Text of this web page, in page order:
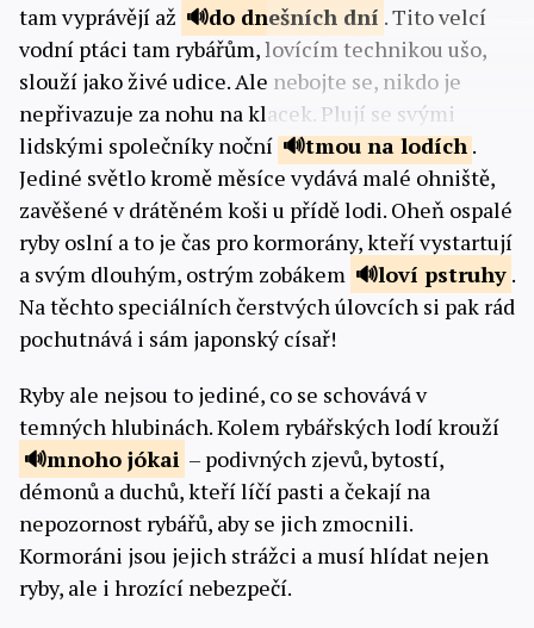
tam vyprávějí až
do dnešních dní . Tito velcí
vodní ptáci tam rybářům, lovícím technikou ušo,
slouží jako živé udice. Ale nebojte se, nikdo je
nepřivazuje za nohu na klacek. Plují se svými
lidskými společníky noční
tmou nalodích .
Jediné světlo kromě měsíce vydává malé ohniště,
zavěšené v drátěném koši u přídě lodi. Oheň ospalé
ryby oslní a to je čas pro kormorány, kteří vystartují
a svým dlouhým, ostrým zobákem
loví pstruhy .
Na těchto speciálních čerstvých úlovcích si pak rád
pochutnává i sám japonský císař!
Ryby ale nejsou to jediné, co se schovává v
temných hlubinách. Kolem rybářských lodí krouží
mnoho jókai – podivných zjevů, bytostí,
démonů a duchů, kteří líčí pasti a čekají na
nepozornost rybářů, aby se jich zmocnili.
Kormoráni jsou jejich strážci a musí hlídat nejen
ryby, ale i hrozící nebezpečí.